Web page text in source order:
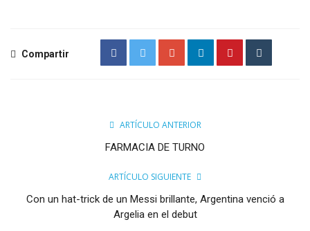
Compartir
ARTÍCULO ANTERIOR
FARMACIA DE TURNO
ARTÍCULO SIGUIENTE
Con un hat-trick de un Messi brillante, Argentina venció a
Argelia en el debut